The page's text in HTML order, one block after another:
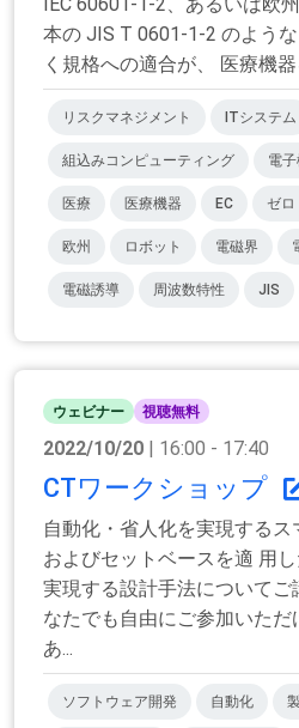
IEC 60601-1-2、あるいは欧
本の JIS T 0601-1-2 のよう
く規格への適合が、 医療機
リスクマネジメント ITシステム
組込みコンピューティング 電
医療 医療機器 EC ゼロ
欧州 ロボット 電磁界
電磁誘導 周波数特性 JIS
ウェビナー 視聴無料
2022/10/20 | 16:00 - 17:40
CTワークショップ
自動化・省人化を実現するス
およびセットベースを適 用
実現する設計手法について
なたでも自由にご参加いた
あ...
ソフトウェア開発 自動化